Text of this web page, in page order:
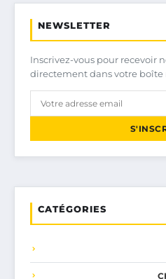
NEWSLETTER
Inscrivez-vous pour recevoir
directement dans votre boîte
CATÉGORIES